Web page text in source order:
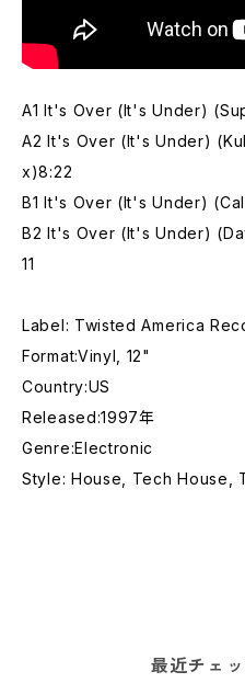
A1 It's Over (It's Under)
A2 It's Over (It's Under)
x)8:22
B1 It's Over (It's Under)
B2 It's Over (It's Under)
11
Label: Twisted America
Format:Vinyl, 12"
Country:US
Released:1997年
Genre:Electronic
Style: House, Tech House,
最近チェ